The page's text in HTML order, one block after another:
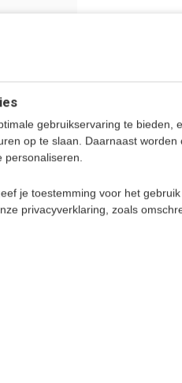
gebruikservaring te bieden,
op te slaan. Daarnaast worden
personaliseren.
je toestemming voor het
privacyverklaring, zoals